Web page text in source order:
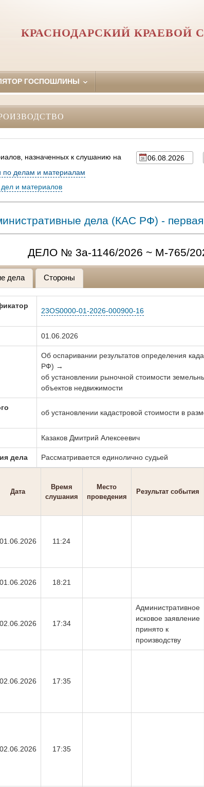
КРАСНОДАРСКИЙ КРАЕВОЙ
ГОСПОШЛИНЫ
назначенных к слушанию на
делам и материалам
дел и материалов
дела (КАC РФ) -
ДЕЛО № 3а-1146/2026 ~ М-765/
дела Стороны
23OS0000-01-2026-000900-16
01.06.2026
Об оспаривании результатов определения
РФ) →
об установлении рыночной стоимости
объектов недвижимости
об установлении кадастровой стоимости в
Казаков Дмитрий Алексеевич
дела Рассматривается единолично судьей
Дата
Время
слушания
Место
проведения
Результат события
01.06.2026 11:24
01.06.2026 18:21
02.06.2026 17:34
Административное
исковое заявление
принято к
производству
02.06.2026 17:35
02.06.2026 17:35